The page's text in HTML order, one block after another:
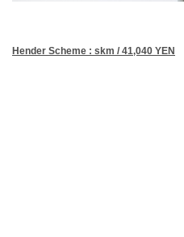
Hender Scheme : skm / 41,040 YEN